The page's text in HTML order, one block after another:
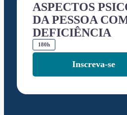
ASPECTOS
DA PESSOA
DEFICIÊNCIA
180h
Inscreva-se